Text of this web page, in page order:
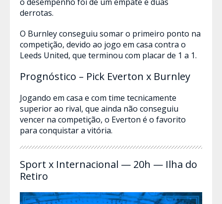
derrotas.
O Burnley conseguiu somar o primeiro ponto na
competição, devido ao jogo em casa contra o
Leeds United, que terminou com placar de 1 a 1.
Prognóstico – Pick Everton x Burnley
Jogando em casa e com time tecnicamente
superior ao rival, que ainda não conseguiu
vencer na competição, o Everton é o favorito
para conquistar a vitória.
Sport x Internacional — 20h — Ilha do
Retiro